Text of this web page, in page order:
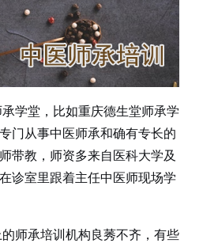
学堂，比如重庆德生堂师承学
门从事中医师承和确有专长的
带教，师资多来自医科大学及
诊室里跟着主任中医师现场学
师承培训机构良莠不齐，有些